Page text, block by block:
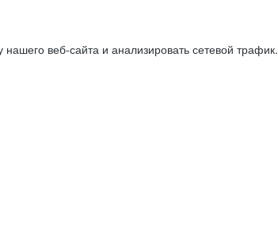
веб-сайта и анализировать сетевой трафик.